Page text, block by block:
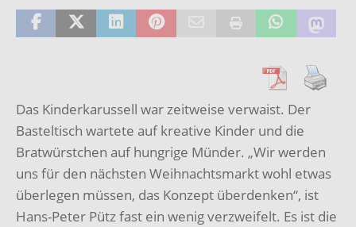
Das Kinderkarussell war zeitweise verwaist. Der
Basteltisch wartete auf kreative Kinder und die
Bratwürstchen auf hungrige Münder. „Wir werden
uns für den nächsten Weihnachtsmarkt wohl etwas
überlegen müssen, das Konzept überdenken“, ist
Hans-Peter Pütz fast ein wenig verzweifelt. Es ist die